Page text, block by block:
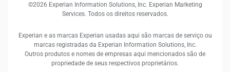
©2026 Experian Information Solutions, Inc. Experian Marketing
Services. Todos os direitos reservados.
Experian e as marcas Experian usadas aqui são marcas de serviço ou
marcas registradas da Experian Information Solutions, Inc.
Outros produtos e nomes de empresas aqui mencionados são de
propriedade de seus respectivos proprietários.